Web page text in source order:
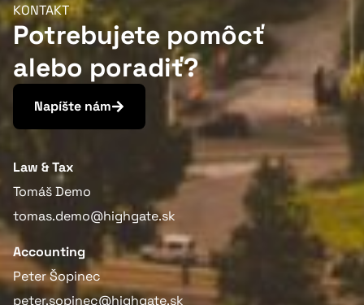
KONTAKT
Potrebujete pomôcť
alebo poradiť?
Napíšte nám
Law & Tax
Tomáš Demo
tomas.demo@highgate.sk
Accounting
Peter Šopinec
peter.sopinec@highgate.sk